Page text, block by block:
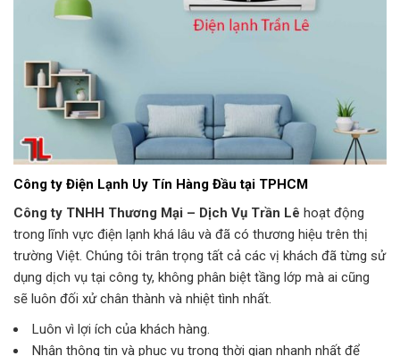
Công ty Điện Lạnh Uy Tín Hàng Đầu tại TPHCM
Công ty TNHH Thương Mại – Dịch Vụ Trần Lê hoạt động
trong lĩnh vực điện lạnh khá lâu và đã có thương hiệu trên thị
trường Việt. Chúng tôi trân trọng tất cả các vị khách đã từng sử
dụng dịch vụ tại công ty, không phân biệt tầng lớp mà ai cũng
sẽ luôn đối xử chân thành và nhiệt tình nhất.
Luôn vì lợi ích của khách hàng.
Nhận thông tin và phục vụ trong thời gian nhanh nhất để